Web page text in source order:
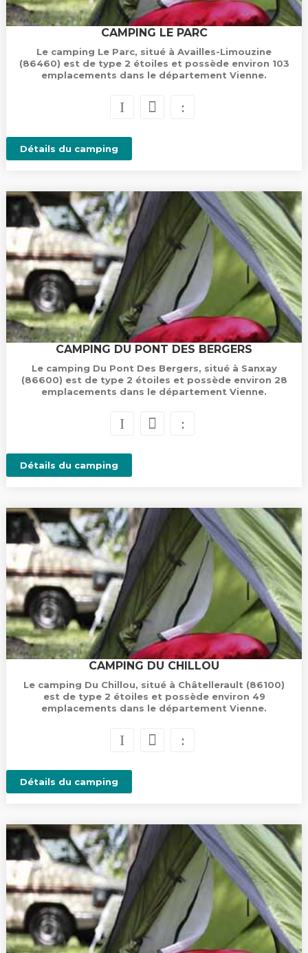
CAMPING LE PARC
Le camping Le Parc, situé à Availles-Limouzine
(86460) est de type 2 étoiles et possède environ 103
emplacements dans le département Vienne.
Détails du camping
CAMPING DU PONT DES BERGERS
Le camping Du Pont Des Bergers, situé à Sanxay
(86600) est de type 2 étoiles et possède environ 28
emplacements dans le département Vienne.
Détails du camping
CAMPING DU CHILLOU
Le camping Du Chillou, situé à Châtellerault (86100)
est de type 2 étoiles et possède environ 49
emplacements dans le département Vienne.
Détails du camping